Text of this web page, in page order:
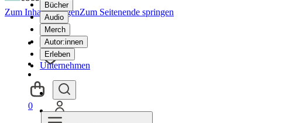
Bücher
Audio
Merch
Autor:innen
Erleben
Unternehmen
Zum Inhalt springenZum Seitenende springen
0